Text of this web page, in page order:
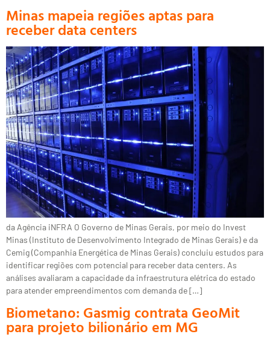
Minas mapeia regiões aptas para
receber data centers
da Agência iNFRA O Governo de Minas Gerais, por meio do Invest
Minas (Instituto de Desenvolvimento Integrado de Minas Gerais) e da
Cemig (Companhia Energética de Minas Gerais) concluiu estudos para
identificar regiões com potencial para receber data centers. As
análises avaliaram a capacidade da infraestrutura elétrica do estado
para atender empreendimentos com demanda de […]
Biometano: Gasmig contrata GeoMit
para projeto bilionário em MG